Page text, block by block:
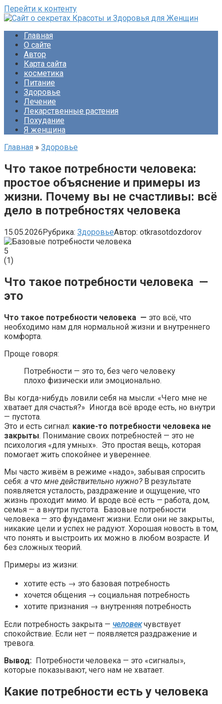
Перейти к контенту
Раскройте тайны ухода за собой, питания и народной
медицины. Советы по похудению и обретению женского
счастья. Будьте прекрасны!
Главная
О сайте
Автор
Карта сайта
косметика
Питание
Здоровье
Лечение
Лекарственные растения
Похудание
Я женщина
Главная » Здоровье
Что такое потребности человека:
простое объяснение и примеры из
жизни. Почему вы не счастливы: всё
дело в потребностях человека
15.05.2026Рубрика: ЗдоровьеАвтор: otkrasotdozdorov
5
(1)
Что такое потребности человека —
это
Что такое потребности человека — это всё, что
необходимо нам для нормальной жизни и внутреннего
комфорта.
Проще говоря:
Потребности — это то, без чего человеку
плохо физически или эмоционально.
Вы когда-нибудь ловили себя на мысли: «Чего мне не
хватает для счастья?» Иногда всё вроде есть, но внутри
— пустота.
Это и есть сигнал: какие-то потребности человека не
закрыты. Понимание своих потребностей — это не
психология «для умных». Это простая вещь, которая
помогает жить спокойнее и увереннее.
Мы часто живём в режиме «надо», забывая спросить
себя: а что мне действительно нужно?В результате
появляется усталость, раздражение и ощущение, что
жизнь проходит мимо. И вроде всё есть — работа, дом,
семья — а внутри пустота. Базовые потребности
человека — это фундамент жизни. Если они не закрыты,
никакие цели и успех не радуют. Хорошая новость в том,
что понять и выстроить их можно в любом возрасте. И
без сложных теорий.
Примеры из жизни:
хотите есть → это базовая потребность
хочется общения → социальная потребность
хотите признания → внутренняя потребность
Если потребность закрыта — человекчувствует
спокойствие. Если нет — появляется раздражение и
тревога.
Вывод: Потребности человека — это «сигналы»,
которые показывают, чего нам не хватает.
Какие потребности есть у человека